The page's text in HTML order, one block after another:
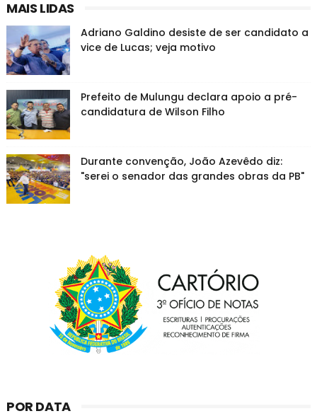
MAIS LIDAS
Adriano Galdino desiste de ser candidato a
vice de Lucas; veja motivo
Prefeito de Mulungu declara apoio a pré-
candidatura de Wilson Filho
Durante convenção, João Azevêdo diz:
"serei o senador das grandes obras da PB"
POR DATA